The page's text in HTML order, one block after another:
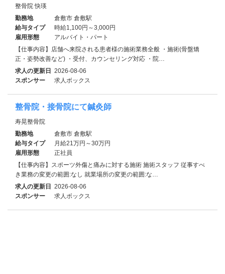
整骨院 快瑛
勤務地
倉敷市 倉敷駅
給与タイプ
時給1,100円～3,000円
雇用形態
アルバイト・パート
【仕事内容】店舗へ来院される患者様の施術業務全般 ・施術(骨盤矯
正・姿勢改善など) ・受付、カウンセリング対応 ・院…
求人の更新日 2026-08-06
スポンサー
求人ボックス
整骨院・接骨院にて鍼灸師
寿晃整骨院
勤務地
倉敷市 倉敷駅
給与タイプ
月給21万円～30万円
雇用形態
正社員
【仕事内容】スポーツ外傷と痛みに対する施術 施術スタッフ 従事すべ
き業務の変更の範囲:なし 就業場所の変更の範囲:な…
求人の更新日 2026-08-06
スポンサー
求人ボックス